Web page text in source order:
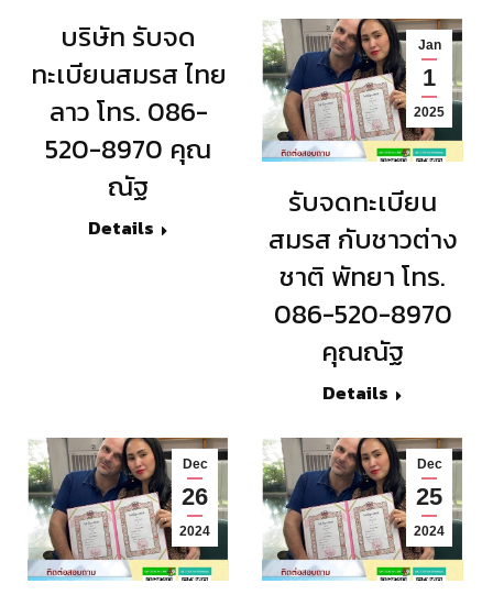
บริษัท รับจด
ทะเบียนสมรส ไทย
ลาว โทร. 086-
520-8970 คุณ
ณัฐ
Details
Jan
1
2025
รับจดทะเบียน
สมรส กับชาวต่าง
ชาติ พัทยา โทร.
086-520-8970
คุณณัฐ
Details
Dec
26
2024
Dec
25
2024